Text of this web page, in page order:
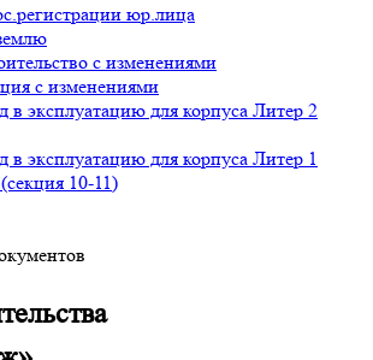
юр.лица
с изменениями
с изменениями
в эксплуатацию для корпуса Литер 2
в эксплуатацию для корпуса Литер 1
10-11)